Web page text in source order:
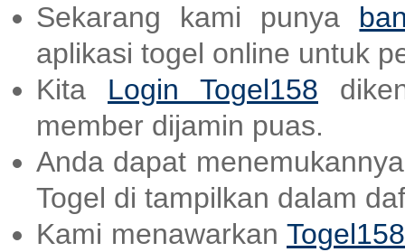
Sekarang kami punya
aplikasi togel online untuk
Kita Login Togel158
member dijamin puas.
Anda dapat
Togel di tampilkan dalam
Kami menawarkan Togel158